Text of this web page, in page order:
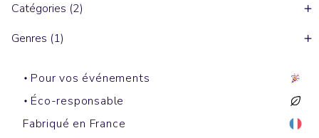
Catégories (2)
Genres (1)
Pour vos événements
Éco-responsable
Fabriqué en France